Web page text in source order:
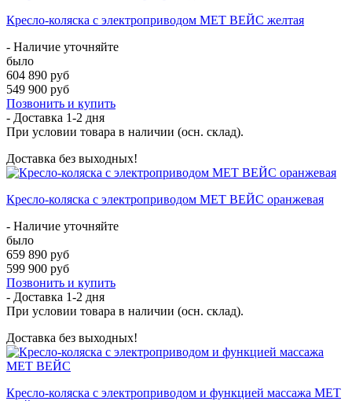
Кресло-коляска с электроприводом MET ВЕЙС желтая
- Наличие уточняйте
было
604 890 руб
549 900 руб
Позвонить и купить
- Доставка 1-2 дня
При условии товара в наличии (осн. склад).
Доставка без выходных!
Кресло-коляска с электроприводом MET ВЕЙС оранжевая
- Наличие уточняйте
было
659 890 руб
599 900 руб
Позвонить и купить
- Доставка 1-2 дня
При условии товара в наличии (осн. склад).
Доставка без выходных!
Кресло-коляска с электроприводом и функцией массажа MET